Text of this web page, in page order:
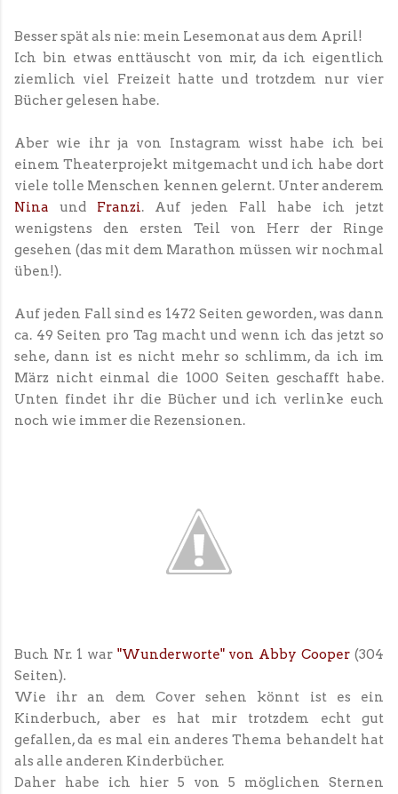
Besser spät als nie: mein Lesemonat aus dem April!
Ich bin etwas enttäuscht von mir, da ich eigentlich
ziemlich viel Freizeit hatte und trotzdem nur vier
Bücher gelesen habe.
Aber wie ihr ja von Instagram wisst habe ich bei
einem Theaterprojekt mitgemacht und ich habe dort
viele tolle Menschen kennen gelernt. Unter anderem
Nina und Franzi. Auf jeden Fall habe ich jetzt
wenigstens den ersten Teil von Herr der Ringe
gesehen (das mit dem Marathon müssen wir nochmal
üben!).
Auf jeden Fall sind es 1472 Seiten geworden, was dann
ca. 49 Seiten pro Tag macht und wenn ich das jetzt so
sehe, dann ist es nicht mehr so schlimm, da ich im
März nicht einmal die 1000 Seiten geschafft habe.
Unten findet ihr die Bücher und ich verlinke euch
noch wie immer die Rezensionen.
Buch Nr. 1 war "Wunderworte" von Abby Cooper (304
Seiten).
Wie ihr an dem Cover sehen könnt ist es ein
Kinderbuch, aber es hat mir trotzdem echt gut
gefallen, da es mal ein anderes Thema behandelt hat
als alle anderen Kinderbücher.
Daher habe ich hier 5 von 5 möglichen Sternen